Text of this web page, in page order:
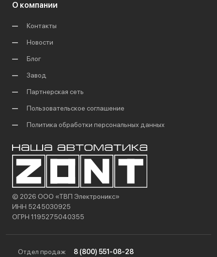
О компании
Контакты
Новости
Блог
Завод
Партнерская сеть
Пользовательское соглашение
Политика обработки персональных данных
© 2026 ООО «ТВП Электроникс»
ИНН 5245030925
ОГРН 1195275040355
Отдел продаж
8 (800) 551-08-28